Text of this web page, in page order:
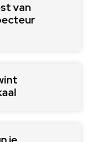
van